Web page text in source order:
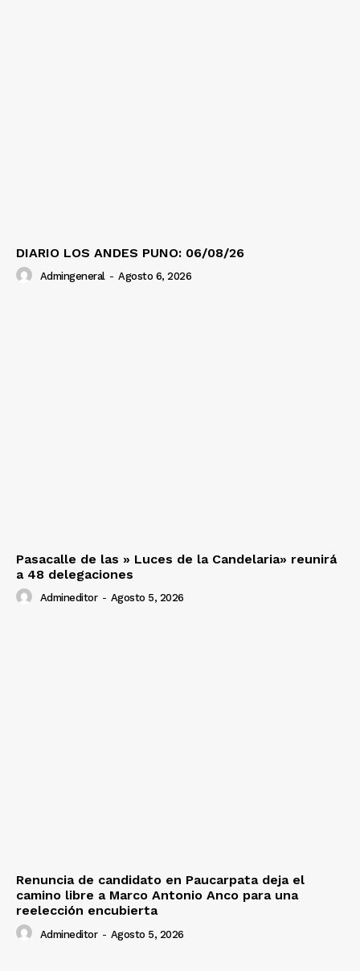
DIARIO LOS ANDES PUNO: 06/08/26
Admingeneral - Agosto 6, 2026
Pasacalle de las » Luces de la Candelaria» reunirá
a 48 delegaciones
Admineditor - Agosto 5, 2026
Renuncia de candidato en Paucarpata deja el
camino libre a Marco Antonio Anco para una
reelección encubierta
Admineditor - Agosto 5, 2026